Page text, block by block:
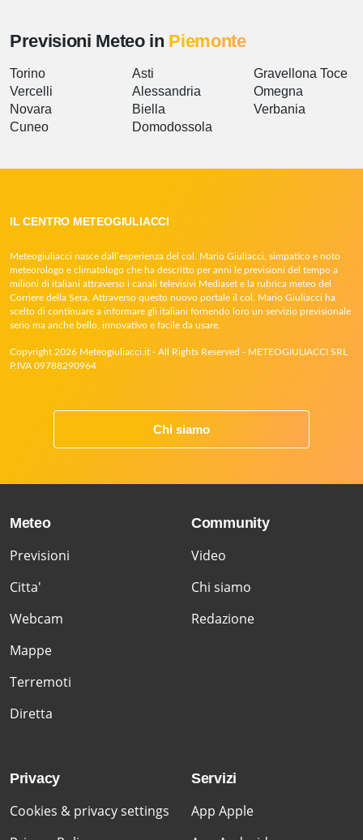
Previsioni Meteo in Piemonte
Torino
Vercelli
Novara
Cuneo
Asti
Alessandria
Biella
Domodossola
Gravellona Toce
Omegna
Verbania
IL CENTRO METEOGIULIACCI
Meteogiuliacci nasce dall’esperienza del col. Mario Giuliacci, simpatico e noto
meteorologo e climatologo che ha descritto per anni le previsioni del tempo a
milioni di italiani attraverso i canali televisivi Mediaset e la rubrica meteo del
Corriere della Sera. Attraverso questo nuovo portale il col. Mario Giuliacci ha
scelto di continuare a informare gli italiani fornendo loro un servizio previsionale
serio ma anche bello, innovativo e facile da usare.
Copyright 2026 Meteogiuliacci.it - All Rights Reserved - METEOGIULIACCI SRL
P.IVA 09788290964
Chi siamo
Meteo
Previsioni
Citta'
Webcam
Mappe
Terremoti
Diretta
Community
Video
Chi siamo
Redazione
Privacy
Cookies & privacy settings
Servizi
App Apple